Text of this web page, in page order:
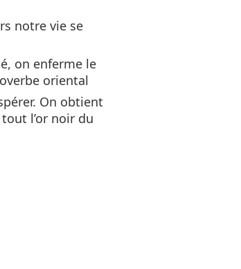
notre vie se
on enferme le
oriental
On obtient
l’or noir du